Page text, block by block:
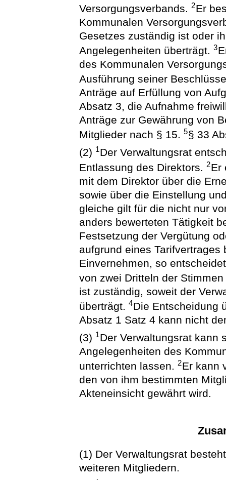
Versorgungsverbands.2Er
Kommunalen
Gesetzes zuständig ist oder
Angelegenheiten überträgt.3
des Kommunalen
Ausführung seiner
Anträge auf Erfüllung von
Absatz 3, die Aufnahme
Anträge zur Gewährung von
Mitglieder nach § 15.5§ 33
(2) 1Der Verwaltungsrat
Entlassung des Direktors.2Er
mit dem Direktor über die
sowie über die Einstellung
gleiche gilt für die nicht nur
anders bewerteten Tätigkeit
Festsetzung der Vergütung
aufgrund eines
Einvernehmen, so
von zwei Dritteln der
ist zuständig, soweit der
überträgt.4Die Entscheidung
Absatz 1 Satz 4 kann nicht
(3) 1Der Verwaltungsrat kann
Angelegenheiten des
unterrichten lassen.2Er kann
den von ihm bestimmten
Akteneinsicht gewährt wird.
(1) Der Verwaltungsrat
weiteren Mitgliedern.